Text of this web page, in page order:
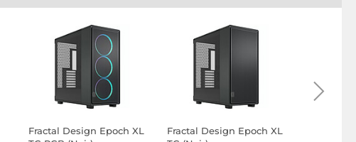
Fractal Design Epoch XL
Fractal Design Epoch XL